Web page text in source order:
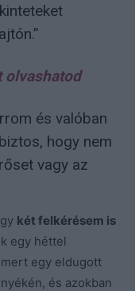
olvashatod
és valóban
hogy nem
vagy az
két felkérésem is
egy héttel
egy eldugott
és azokban